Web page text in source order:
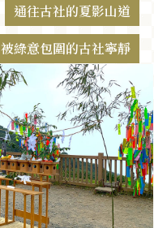
通往古社的夏影山道
被綠意包圍的古社寧靜